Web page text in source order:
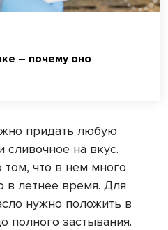
– почему оно
придать любую
на вкус.
что в нем много
в летнее время. Для
нужно положить в
полного застывания.